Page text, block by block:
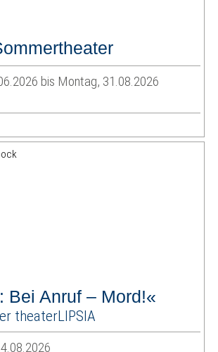
bis Montag, 31.08.2026
Bei Anruf – Mord!«
theaterLIPSIA